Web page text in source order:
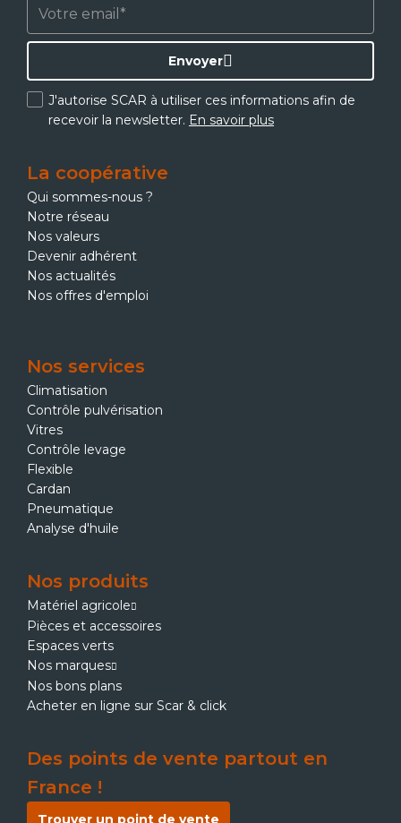
J'autorise SCAR à utiliser ces informations afin de
recevoir la newsletter. En savoir plus
Envoyer
La coopérative
Qui sommes-nous ?
Notre réseau
Nos valeurs
Devenir adhérent
Nos actualités
Nos offres d'emploi
Nos services
Climatisation
Contrôle pulvérisation
Vitres
Contrôle levage
Flexible
Cardan
Pneumatique
Analyse d'huile
Nos produits
Matériel agricole
Pièces et accessoires
Espaces verts
Nos marques
Nos bons plans
Acheter en ligne sur Scar & click
Des points de vente partout en
France !
Trouver un point de vente